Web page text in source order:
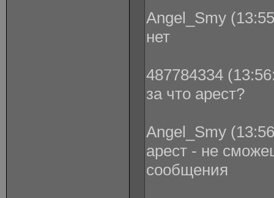
Angel_Smy
нет
487784334
за что арест?
Angel_Smy
арест - не
сообщения